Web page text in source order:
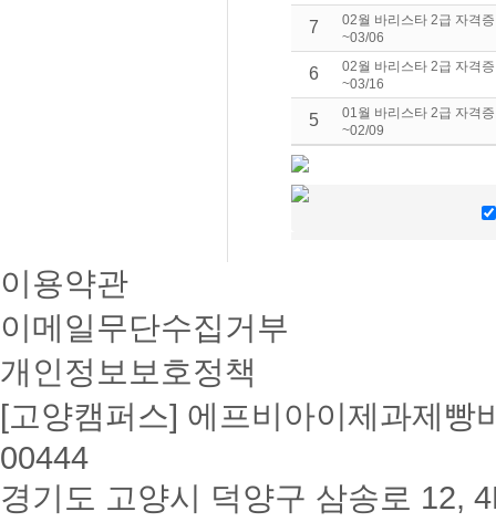
7
02월 바리스타 2급 자격
~03/06
6
02월 바리스타 2급 자격
~03/16
5
01월 바리스타 2급 자격
~02/09
이용약관
이메일무단수집거부
개인정보보호정책
[고양캠퍼스] 에프비아이제과제빵
00444
경기도 고양시 덕양구 삼송로 12,